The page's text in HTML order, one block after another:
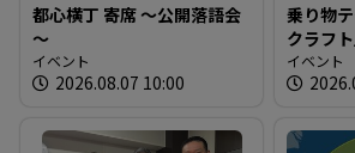
都心横丁 寄席 ～公開落語会
～
イベント
2026.08.07 10:00
乗り物
クラフト
イベント